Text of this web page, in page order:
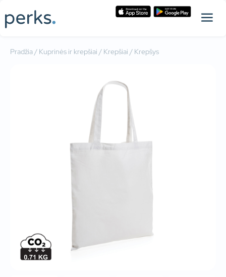
Pradžia/ Kuprinės ir krepšiai / Krepšiai / Krepšys